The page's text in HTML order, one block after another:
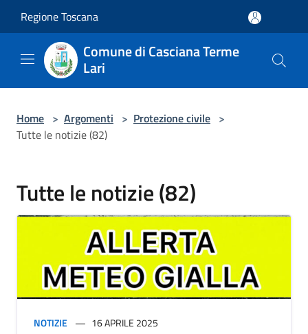
Regione Toscana
Comune di Casciana Terme
Lari
Home > Argomenti > Protezione civile >
Tutte le notizie (82)
Tutte le notizie (82)
NOTIZIE 16 APRILE 2025